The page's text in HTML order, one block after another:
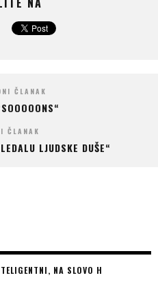
ČLANAK
ČLANAK
LJUDSKE DUŠE“
NA SLOVO H